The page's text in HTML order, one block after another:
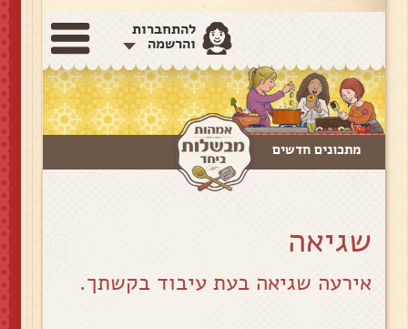
להתחברות
והרשמה
מתכונים חדשים
שגיאה
אירעה שגיאה בעת עיבוד בקשתך.